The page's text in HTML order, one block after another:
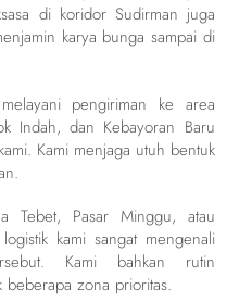
di koridor Sudirman juga
karya bunga sampai di
pengiriman ke area
Indah, dan Kebayoran Baru
Kami menjaga utuh bentuk
Tebet, Pasar Minggu, atau
kami sangat mengenali
Kami bahkan rutin
beberapa zona prioritas.